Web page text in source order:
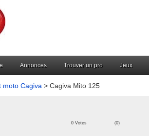
Annonces Trouver un pro Jeux
moto Cagiva > Cagiva Mito 125
0 Votes (0)